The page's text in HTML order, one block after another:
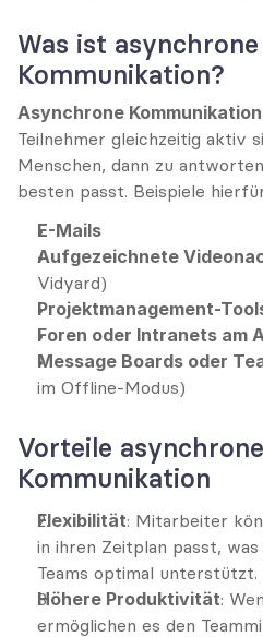
Was ist asynchrone
Kommunikation?
Asynchrone Kommunikation
Teilnehmer gleichzeitig aktiv
Menschen, dann zu
besten passt. Beispiele
E-Mails
Aufgezeichnete
Vidyard)
Projektmanagement-
Foren oder Intranets am
Message Boards oder
im Offline-Modus)
Vorteile
Kommunikation
Flexibilität: Mitarbeiter
in ihren Zeitplan passt,
Teams optimal unterstützt.
Höhere Produktivität:
ermöglichen es den